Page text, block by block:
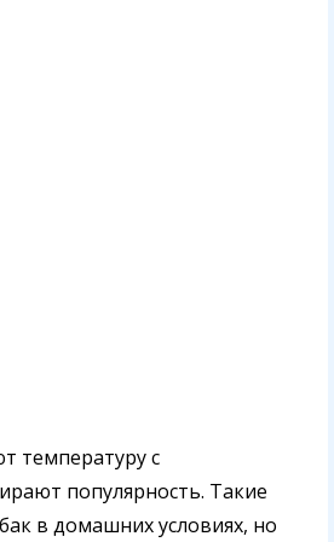
температуру с
популярность. Такие
в домашних условиях, но